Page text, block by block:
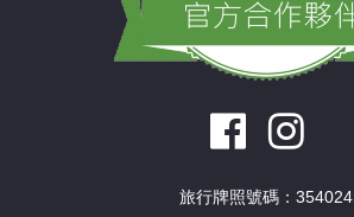
旅行牌照號碼：354024